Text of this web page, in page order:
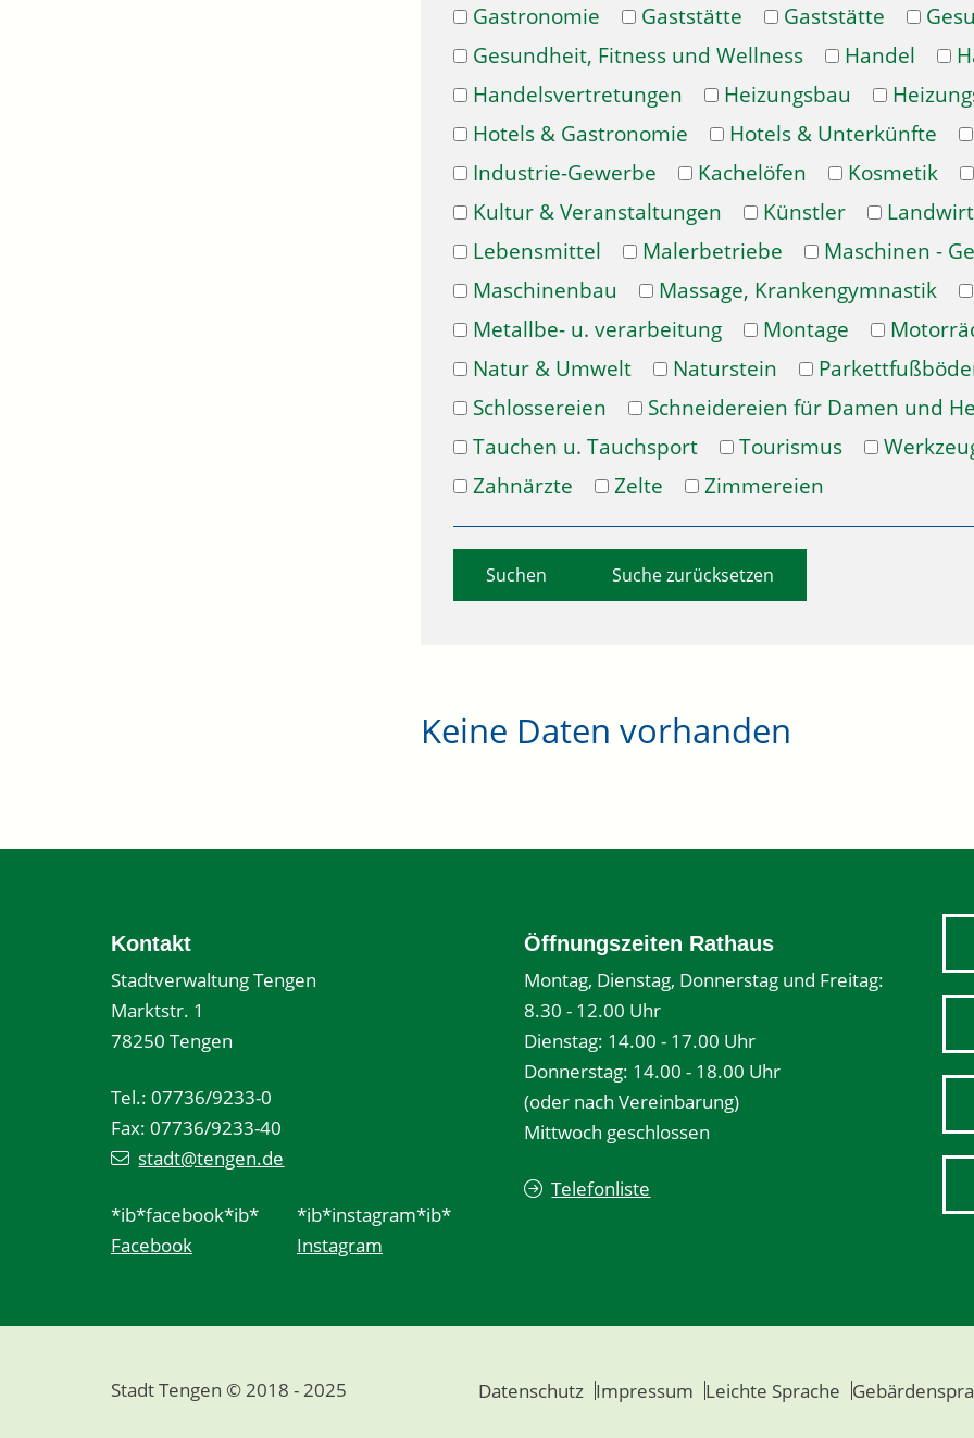
Gastronomie
Gaststätte Gaststätte
Gesundheit, Fitness und Wellness
Handel
Handelsvertretungen
Heizungsbau
Hotels & Gastronomie
Hotels & Unterkünfte
Industrie-Gewerbe
Kachelöfen Kosmetik
Kultur & Veranstaltungen
Künstler
Lebensmittel
Malerbetriebe
Maschinen -
Maschinenbau
Massage, Krankengymnastik
Metallbe- u. verarbeitung
Montage
Natur & Umwelt
Naturstein
Schlossereien
Schneidereien für Damen und
Tauchen u. Tauchsport
Tourismus
Zahnärzte
Zelte Zimmereien
Suche zurücksetzen
Keine Daten vorhanden
Kontakt
Stadtverwaltung Tengen
Marktstr. 1
78250 Tengen
Tel.: 07736/9233-0
Fax: 07736/9233-40
stadt@tengen.de
*ib*facebook*ib*
Facebook
*ib*instagram*ib*
Instagram
Öffnungszeiten Rathaus
Montag, Dienstag, Donnerstag und Freitag:
8.30 - 12.00 Uhr
Dienstag: 14.00 - 17.00 Uhr
Donnerstag: 14.00 - 18.00 Uhr
(oder nach Vereinbarung)
Mittwoch geschlossen
Telefonliste
Stadt Tengen © 2018 - 2025 Datenschutz Impressum Leichte Sprache